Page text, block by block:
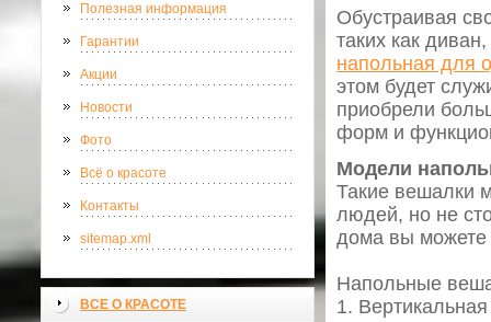
Полезная информация
Гарантии
Акции
Новости
Фото
Всё о красоте
Контакты
sitemap.xml
ВСЕ О КРАСОТЕ
Обустраивая
таких как
напольная для
этом будет
приобрели
форм и
Модели
Такие вешалки
людей, но не
дома вы
Напольные
1.